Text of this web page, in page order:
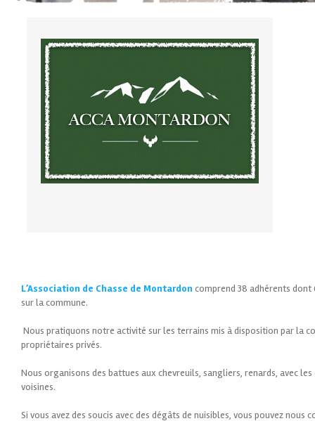
L’Association de Chasse de Montardon comprend 38 adhérents dont
sur la commune.
Nous pratiquons notre activité sur les terrains mis à disposition par la
propriétaires privés.
Nous organisons des battues aux chevreuils, sangliers, renards, avec les
voisines.
Si vous avez des soucis avec des dégâts de nuisibles, vous pouvez nous